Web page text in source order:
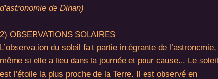
d'astronomie de Dinan)
2) OBSERVATIONS SOLAIRES
L’observation du soleil fait partie intégrante de l’astronomie,
même si elle a lieu dans la journée et pour cause... Le soleil
est l’étoile la plus proche de la Terre. Il est observé en